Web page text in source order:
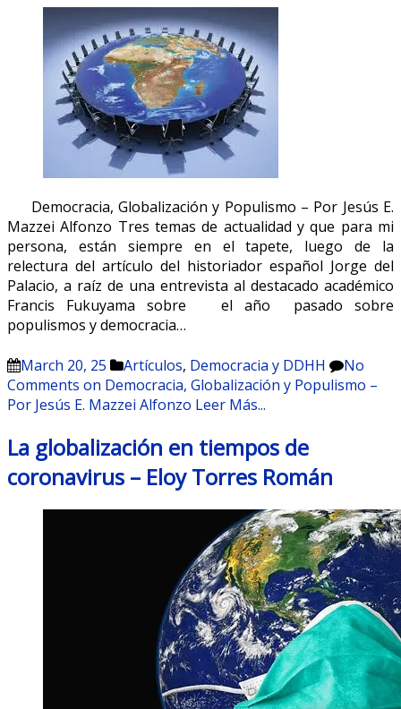
Democracia, Globalización y Populismo – Por Jesús E.
Mazzei Alfonzo Tres temas de actualidad y que para mi
persona, están siempre en el tapete, luego de la
relectura del artículo del historiador español Jorge del
Palacio, a raíz de una entrevista al destacado académico
Francis Fukuyama sobre el año pasado sobre
populismos y democracia…
March 20, 25 Artículos, Democracia y DDHH
No
Comments on Democracia, Globalización y Populismo –
Por Jesús E. Mazzei Alfonzo Leer Más...
La globalización en tiempos de
coronavirus – Eloy Torres Román